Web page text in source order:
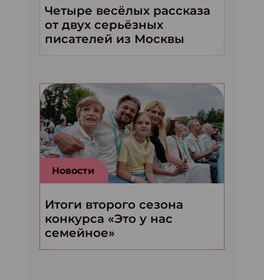
Четыре весёлых рассказа
от двух серьёзных
писателей из Москвы
Новости
Итоги второго сезона
конкурса «Это у нас
семейное»